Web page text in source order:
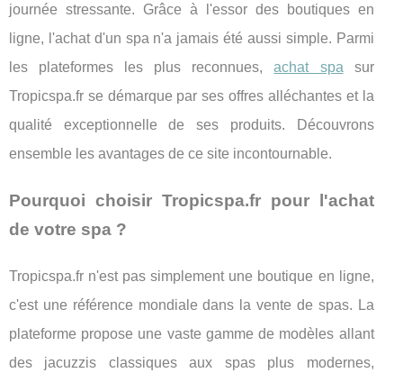
journée stressante. Grâce à l'essor des boutiques en
ligne, l'achat d'un spa n'a jamais été aussi simple. Parmi
les plateformes les plus reconnues,achat spa sur
Tropicspa.fr se démarque par ses offres alléchantes et la
qualité exceptionnelle de ses produits. Découvrons
ensemble les avantages de ce site incontournable.
Pourquoi choisir Tropicspa.fr pour l'achat
de votre spa ?
Tropicspa.fr n'est pas simplement une boutique en ligne,
c'est une référence mondiale dans la vente de spas. La
plateforme propose une vaste gamme de modèles allant
des jacuzzis classiques aux spas plus modernes,